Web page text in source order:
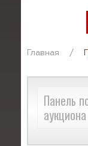
Главная /
Панель
аукциона